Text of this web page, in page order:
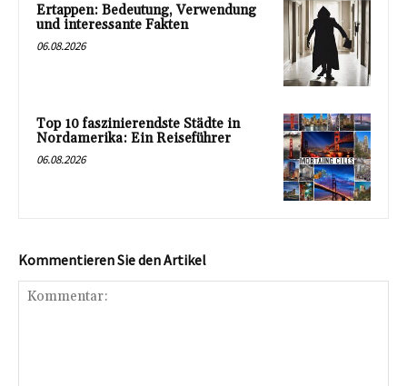
Ertappen: Bedeutung, Verwendung
und interessante Fakten
06.08.2026
Top 10 faszinierendste Städte in
Nordamerika: Ein Reiseführer
06.08.2026
Kommentieren Sie den Artikel